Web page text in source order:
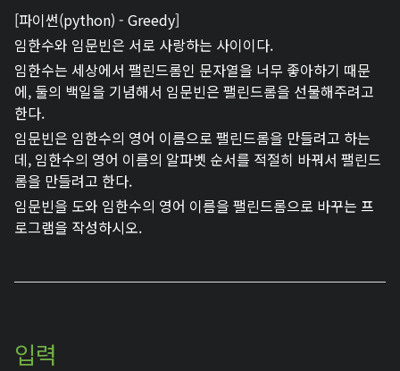
[파이썬(python) - Greedy]
임한수와 임문빈은 서로 사랑하는 사이이다.
임한수는 세상에서 팰린드롬인 문자열을 너무 좋아하기 때문
에, 둘의 백일을 기념해서 임문빈은 팰린드롬을 선물해주려고
한다.
임문빈은 임한수의 영어 이름으로 팰린드롬을 만들려고 하는
데, 임한수의 영어 이름의 알파벳 순서를 적절히 바꿔서 팰린드
롬을 만들려고 한다.
임문빈을 도와 임한수의 영어 이름을 팰린드롬으로 바꾸는 프
로그램을 작성하시오.
입력